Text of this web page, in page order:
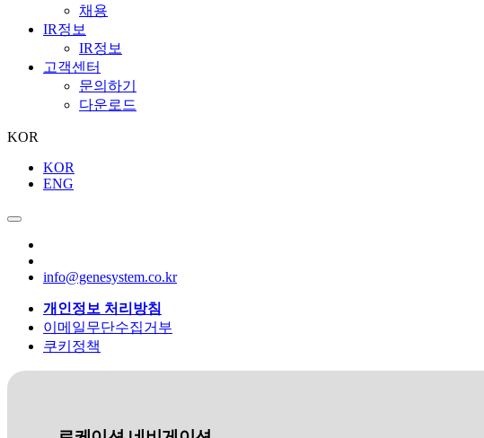
채용
IR정보
IR정보
고객센터
문의하기
다운로드
KOR
KOR
ENG
info@genesystem.co.kr
개인정보 처리방침
이메일무단수집거부
쿠키정책